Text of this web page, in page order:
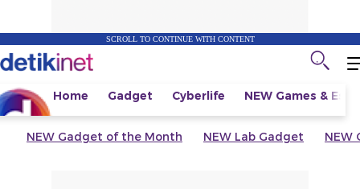
SCROLL TO CONTINUE WITH CONTENT
Home Gadget Cyberlife NEW Games &
NEW Gadget of the Month NEW Lab Gadget NEW